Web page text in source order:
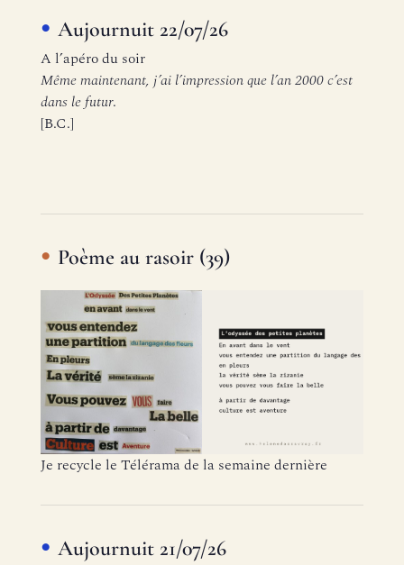
Aujournuit 22/07/26
A l’apéro du soir
Même maintenant, j’ai l’impression que l’an 2000 c’est
dans le futur.
[B.C.]
Poème au rasoir (39)
Je recycle le Télérama de la semaine dernière
Aujournuit 21/07/26